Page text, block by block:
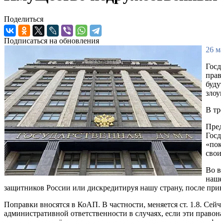
Поделиться
Подписаться на обновления
26
В
Во
защитников России или дискредитируя нашу страну, после
Поправки вносятся в КоАП. В частности, меняется ст. 1.8.
административной ответственности в случаях, если эти